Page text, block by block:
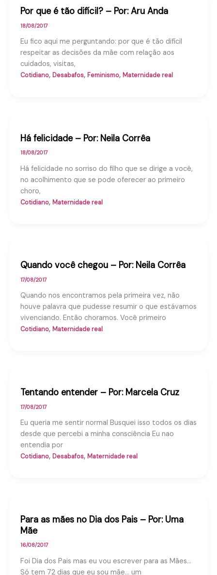
Por que é tão difícil? – Por: Aru Anda
18/08/2017
Eu fico aqui me perguntando: por que é tão difícil
respeitar as decisões da mãe com relação aos
cuidados, visitas,
Cotidiano, Desabafos, Feminismo, Maternidade real
Há felicidade – Por: Neila Corrêa
18/08/2017
Há felicidade no sorriso do filho que se dirige a você,
no acolhimento que se pode oferecer ao primeiro
choro,
Cotidiano, Maternidade real
Quando você chegou – Por: Neila Corrêa
17/08/2017
Quando nos encontramos pela primeira vez, não
houve palavra que pudesse resumir o que estávamos
vivenciando. Então choramos. Você primeiro
Cotidiano, Maternidade real
Tentando entender – Por: Marcela Cruz
17/08/2017
Eu queria me sentir normal Busquei isso todos os dias
desde que percebi a minha consciência Eu nao
entendia por
Cotidiano, Desabafos, Maternidade real
Para as mães no Dia dos Pais – Por: Uma
Mãe
16/08/2017
Foi Dia dos Pais mas eu vou escrever para as Mães…
Só tem 72 dias que eu sou mãe… um